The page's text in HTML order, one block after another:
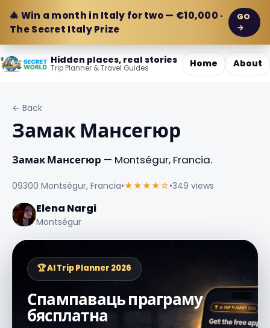
🎄 Win a month in Italy for two — €10,000 ·
The Secret Italy Prize
GO
→
Hidden places, real stories
Trip Planner & Travel Guides Home About
← Back
Замак Мансегюр
Замак Мансегюр — Montségur, Francia.
09300 Montségur, Francia•★★★★☆•349 views
Elena Nargi
Montségur
🏆 AI Trip Planner 2026
Спампаваць праграму
бясплатна